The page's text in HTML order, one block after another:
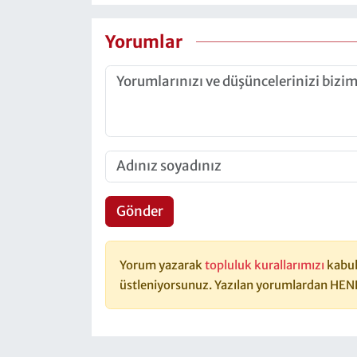
Yorumlar
Gönder
Yorum yazaraktopluluk kurallarımızı
üstleniyorsunuz. Yazılan yorumlardan